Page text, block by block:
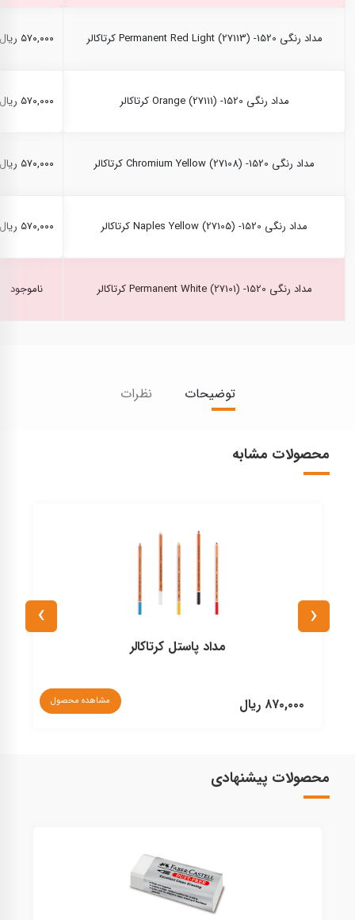
مداد رنگی Permanent Red Light (27113) -1520 کرتاکالر ۵۷۰,۰۰۰ ریال
مداد رنگی Orange (27111) -1520 کرتاکالر ۵۷۰,۰۰۰ ریال
مداد رنگی Chromium Yellow (27108) -1520 کرتاکالر ۵۷۰,۰۰۰ ریال
مداد رنگی Naples Yellow (27105) -1520 کرتاکالر ۵۷۰,۰۰۰ ریال
مداد رنگی Permanent White (27101) -1520 کرتاکالر ناموجود
توضیحات نظرات
محصولات مشابه
مداد پاستل کرتاکالر
۸۷۰,۰۰۰ ریال مشاهده محصول
‹
›
محصولات پیشنهادی